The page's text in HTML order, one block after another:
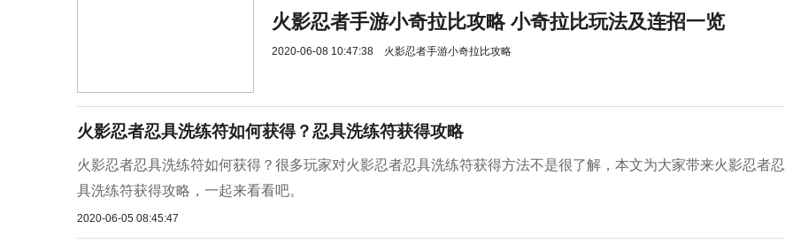
火影忍者手游小奇拉比攻略 小奇拉比玩法及连招一览
2020-06-08 10:47:38 火影忍者手游小奇拉比攻略
火影忍者忍具洗练符如何获得？忍具洗练符获得攻略
火影忍者忍具洗练符如何获得？很多玩家对火影忍者忍具洗练符获得方法不是很了解，本文为大家带来火影忍者忍
具洗练符获得攻略，一起来看看吧。
2020-06-05 08:45:47